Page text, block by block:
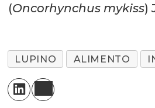
(Oncorhynchus mykiss)
LUPINO ALIMENTO